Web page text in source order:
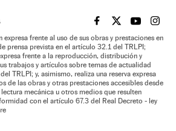
EL PAÍS BRASIL EN
EL PAÍSEL PAÍS
EL
expresa frente al uso de sus obras y prestaciones en
prensa prevista en el artículo 32.1 del TRLPI;
frente a la reproducción, distribución y
trabajos y artículos sobre temas de actualidad
TRLPI; y, asimismo, realiza una reserva expresa
de las obras y otras prestaciones accesibles desde
mecánica u otros medios que resulten
con el artículo 67.3 del Real Decreto - ley